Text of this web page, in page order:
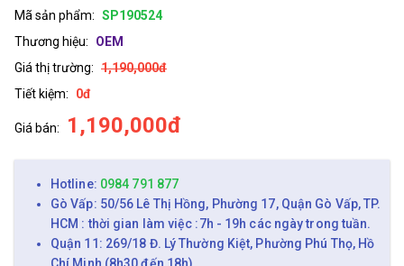
Mã sản phẩm: SP190524
Thương hiệu:
OEM
Giá thị trường: 1,190,000đ
Tiết kiệm:
0đ
Giá bán: 1,190,000đ
Hotline: 0984 791 877
Gò Vấp: 50/56 Lê Thị Hồng, Phường 17, Quận Gò Vấp, TP.
HCM : thời gian làm việc :7h - 19h các ngày trong tuần.
Quận 11: 269/18 Đ. Lý Thường Kiệt, Phường Phú Thọ, Hồ